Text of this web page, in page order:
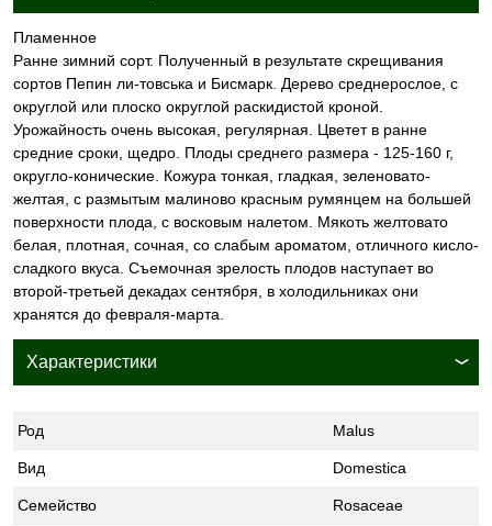
Пламенное
Ранне зимний сорт. Полученный в результате скрещивания
сортов Пепин ли-товська и Бисмарк. Дерево среднерослое, с
округлой или плоско округлой раскидистой кроной.
Урожайность очень высокая, регулярная. Цветет в ранне
средние сроки, щедро. Плоды среднего размера - 125-160 г,
округло-конические. Кожура тонкая, гладкая, зеленовато-
желтая, с размытым малиново красным румянцем на большей
поверхности плода, с восковым налетом. Мякоть желтовато
белая, плотная, сочная, со слабым ароматом, отличного кисло-
сладкого вкуса. Съемочная зрелость плодов наступает во
второй-третьей декадах сентября, в холодильниках они
хранятся до февраля-марта.
Характеристики
Род Malus
Вид Domestica
Семейство Rosaceae